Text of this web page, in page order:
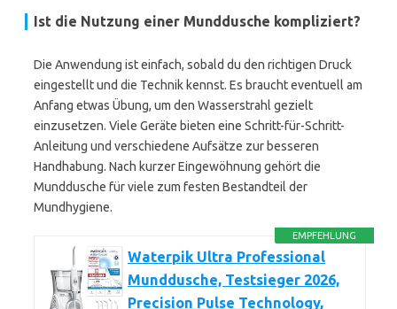
Ist die Nutzung einer Munddusche kompliziert?
Die Anwendung ist einfach, sobald du den richtigen Druck
eingestellt und die Technik kennst. Es braucht eventuell am
Anfang etwas Übung, um den Wasserstrahl gezielt
einzusetzen. Viele Geräte bieten eine Schritt-für-Schritt-
Anleitung und verschiedene Aufsätze zur besseren
Handhabung. Nach kurzer Eingewöhnung gehört die
Munddusche für viele zum festen Bestandteil der
Mundhygiene.
EMPFEHLUNG
Waterpik Ultra Professional
Munddusche, Testsieger 2026,
Precision Pulse Technology,